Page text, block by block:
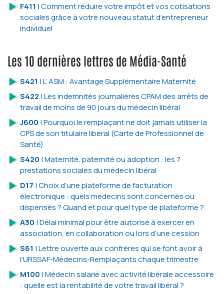
F411 | Comment réduire votre impôt et vos cotisations
sociales grâce à votre nouveau statut d’entrepreneur
individuel
Les 10 dernières lettres de Média-Santé
S421 | L’ ASM : Avantage Supplémentaire Maternité
S422 | Les indemnités journalières CPAM des arrêts de
travail de moins de 90 jours du médecin libéral
J600 | Pourquoi le remplaçant ne doit jamais utiliser la
CPS de son titulaire libéral (Carte de Professionnel de
Santé)
S420 | Maternité, paternité ou adoption : les 7
prestations sociales du médecin libéral
D17 | Choix d’une plateforme de facturation
électronique : quels médecins sont concernés ou
dispensés ? Quand et pour quel type de plateforme ?
A30 | Délai minimal pour être autorisé à exercer en
association, en collaboration ou lors d’une cession
S61 | Lettre ouverte aux confrères qui se font avoir à
l’URSSAF-Médecins-Remplaçants chaque trimestre
M100 | Médecin salarié avec activité libérale accessoire
: quelle est la rentabilité de votre travail libéral ?